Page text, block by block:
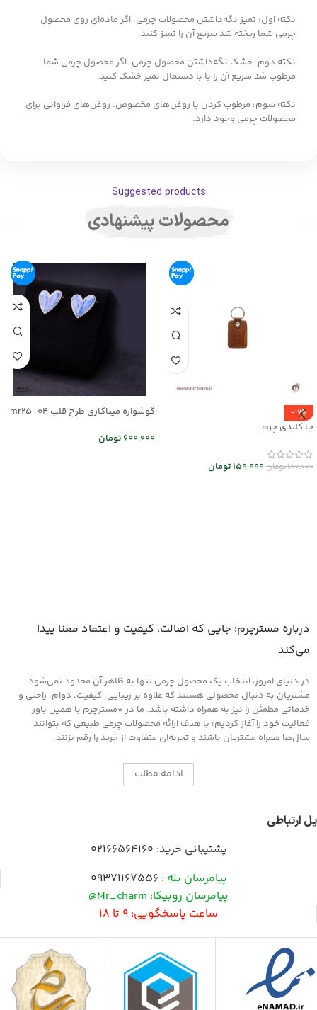
نکته اول: تمیز نگه‌داشتن محصولات چرمی. اگر ماده‌ای روی محصول
چرمی شما ریخته شد سریع آن را تمیز کنید.
نکته دوم: خشک نگه‌داشتن محصول چرمی. اگر محصول چرمی شما
مرطوب شد سریع آن را با با دستمال تمیز خشک کنید.
نکته سوم: مرطوب کردن با روغن‌های مخصوص. روغن‌های فراوانی برای
محصولات چرمی وجود دارد.
Suggested products
محصولات پیشنهادی
-17%
جا کلیدی چرم
180,000تومان150,000تومان
گوشواره میناکاری طرح قلب mr25-04
600,000 تومان
درباره مسترچرم؛ جایی که اصالت، کیفیت و اعتماد معنا پیدا
می‌کند
در دنیای امروز، انتخاب یک محصول چرمی تنها به ظاهر آن محدود نمی‌شود.
مشتریان به دنبال محصولی هستند که علاوه بر زیبایی، کیفیت، دوام، راحتی و
خدماتی مطمئن را نیز به همراه داشته باشد. ما در *مسترچرم با همین باور
فعالیت خود را آغاز کردیم؛ با هدف ارائه محصولات چرمی طبیعی که بتوانند
سال‌ها همراه مشتریان باشند و تجربه‌ای متفاوت از خرید را رقم بزنند.
ادامه مطلب
پل ارتباطی
پشتیبانی خرید: 02166564160
پیامرسان بله : 09371167556
پیامرسان روبیکا: Mr_charm@
ساعت پاسخگویی: 9 تا 18